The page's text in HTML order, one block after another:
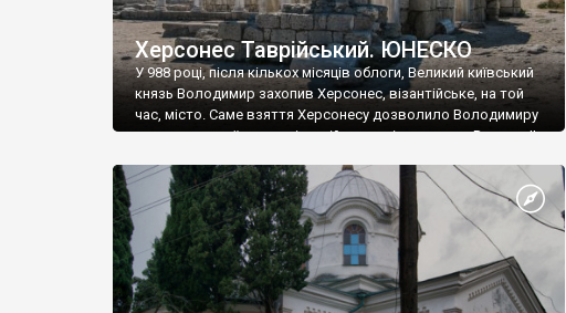
Херсонес Таврійський. ЮНЕСКО
У 988 році, після кількох місяців облоги, Великий київський
князь Володимир захопив Херсонес, візантійське, на той
час, місто. Саме взяття Херсонесу дозволило Володимиру
диктувати свої умови візантійському імператору Василю ІІ,
Херсонесі Володимир-язичник, став Василем-
християнином. А потім було Хрещення Русі. На честь
Херсонесу Таврійського названо місто […]